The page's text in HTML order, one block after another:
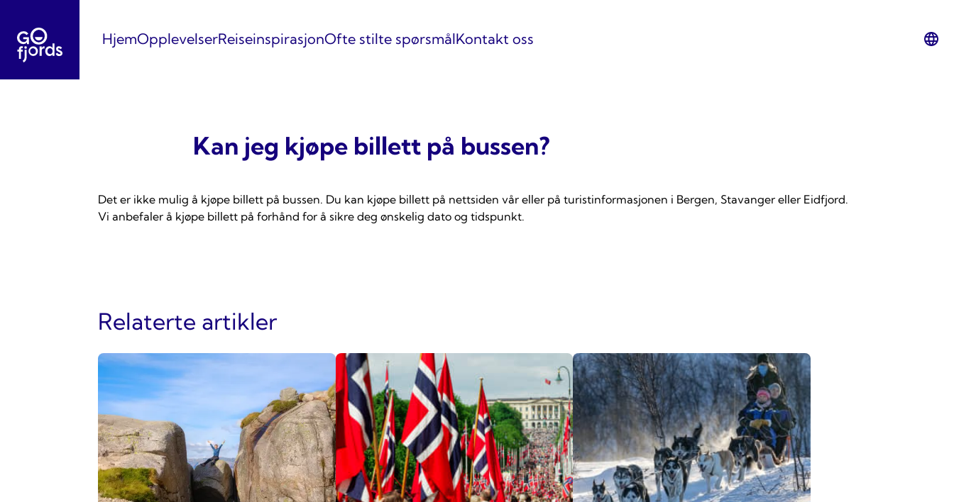
innhold
HjemOpplevelserReiseinspirasjonOfte stilte spørsmålKontakt oss
Kan jeg kjøpe billett på bussen?
Det er ikke mulig å kjøpe billett på bussen. Du kan kjøpe billett på nettsiden vår eller på turistinformasjonen i Bergen, Stavanger eller Eidfjord.
Vi anbefaler å kjøpe billett på forhånd for å sikre deg ønskelig dato og tidspunkt.
Relaterte artikler